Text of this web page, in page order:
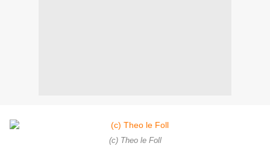
(c) Theo le Foll